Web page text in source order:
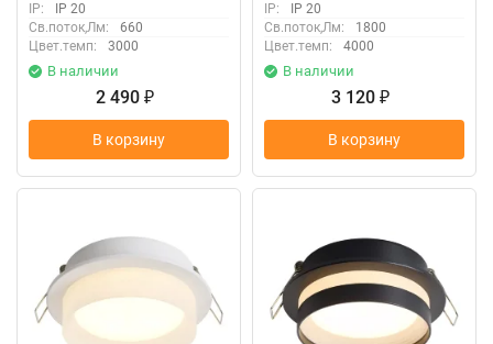
IP:
IP 20
Св.поток,Лм:
660
Цвет.темп:
3000
В наличии
2 490 ₽
В корзину
IP:
IP 20
Св.поток,Лм:
1800
Цвет.темп:
4000
В наличии
3 120 ₽
В корзину